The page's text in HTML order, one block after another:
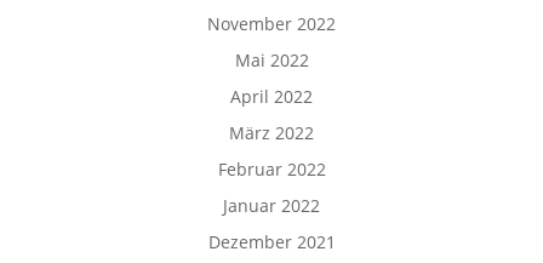
November 2022
Mai 2022
April 2022
März 2022
Februar 2022
Januar 2022
Dezember 2021